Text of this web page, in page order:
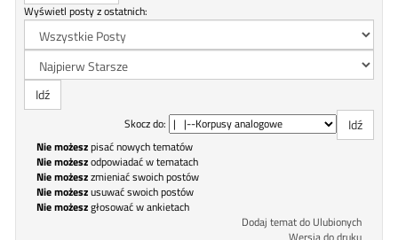
Wyświetl posty z ostatnich:
Skocz do:
Nie możeszpisać nowych tematów
Nie możeszodpowiadać w tematach
Nie możeszzmieniać swoich postów
Nie możeszusuwać swoich postów
Nie możeszgłosować w ankietach
Dodaj temat do Ulubionych